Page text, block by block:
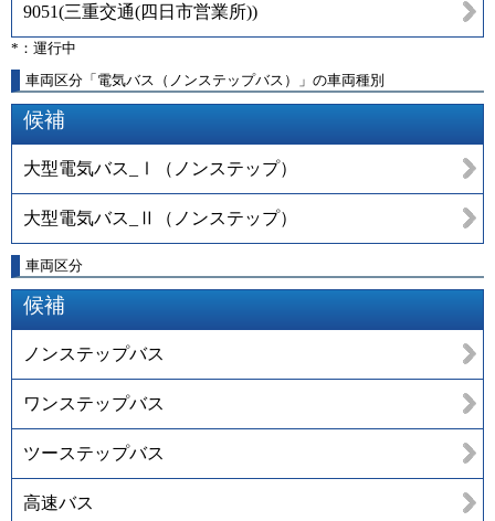
9051(三重交通(四日市営業所))
*：運行中
車両区分「電気バス（ノンステップバス）」の車両種別
候補
大型電気バス_Ⅰ（ノンステップ）
大型電気バス_Ⅱ（ノンステップ）
車両区分
候補
ノンステップバス
ワンステップバス
ツーステップバス
高速バス